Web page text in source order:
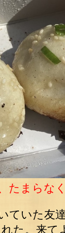
たまらな
ていた友
た。来